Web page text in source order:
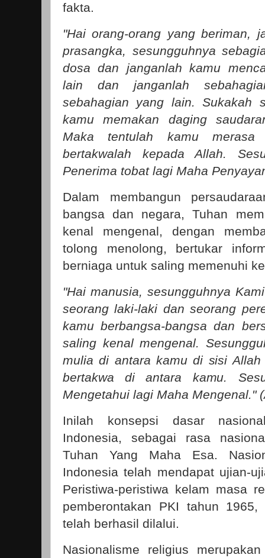
fakta.
"Hai orang-orang yang beriman,
prasangka, sesungguhnya
dosa dan janganlah kamu
lain dan janganlah
sebahagian yang lain. Sukakah
kamu memakan daging
Maka tentulah kamu
bertakwalah kepada Allah.
Penerima tobat lagi Maha
Dalam membangun
bangsa dan negara, Tuhan
kenal mengenal, dengan
tolong menolong, bertukar
berniaga untuk saling memenuhi
"Hai manusia, sesungguhnya
seorang laki-laki dan seorang
kamu berbangsa-bangsa dan
saling kenal mengenal.
mulia di antara kamu di sisi
bertakwa di antara kamu.
Mengetahui lagi Maha Mengenal."
Inilah konsepsi dasar
Indonesia, sebagai rasa
Tuhan Yang Maha Esa.
Indonesia telah mendapat ujian-
Peristiwa-peristiwa kelam masa
pemberontakan PKI tahun
telah berhasil dilalui.
Nasionalisme religius